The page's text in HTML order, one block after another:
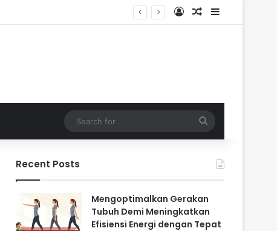
Log InRandom Article
Sidebar
for
Recent Posts
Mengoptimalkan Gerakan
Tubuh Demi Meningkatkan
Efisiensi Energi dengan Tepat